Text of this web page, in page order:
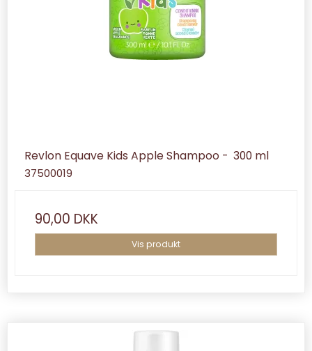
Revlon Equave Kids Apple Shampoo - 300 ml
37500019
90,00 DKK
Vis produkt